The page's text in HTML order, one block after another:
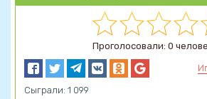
Проголосовали: 0
Сыграли: 1 099